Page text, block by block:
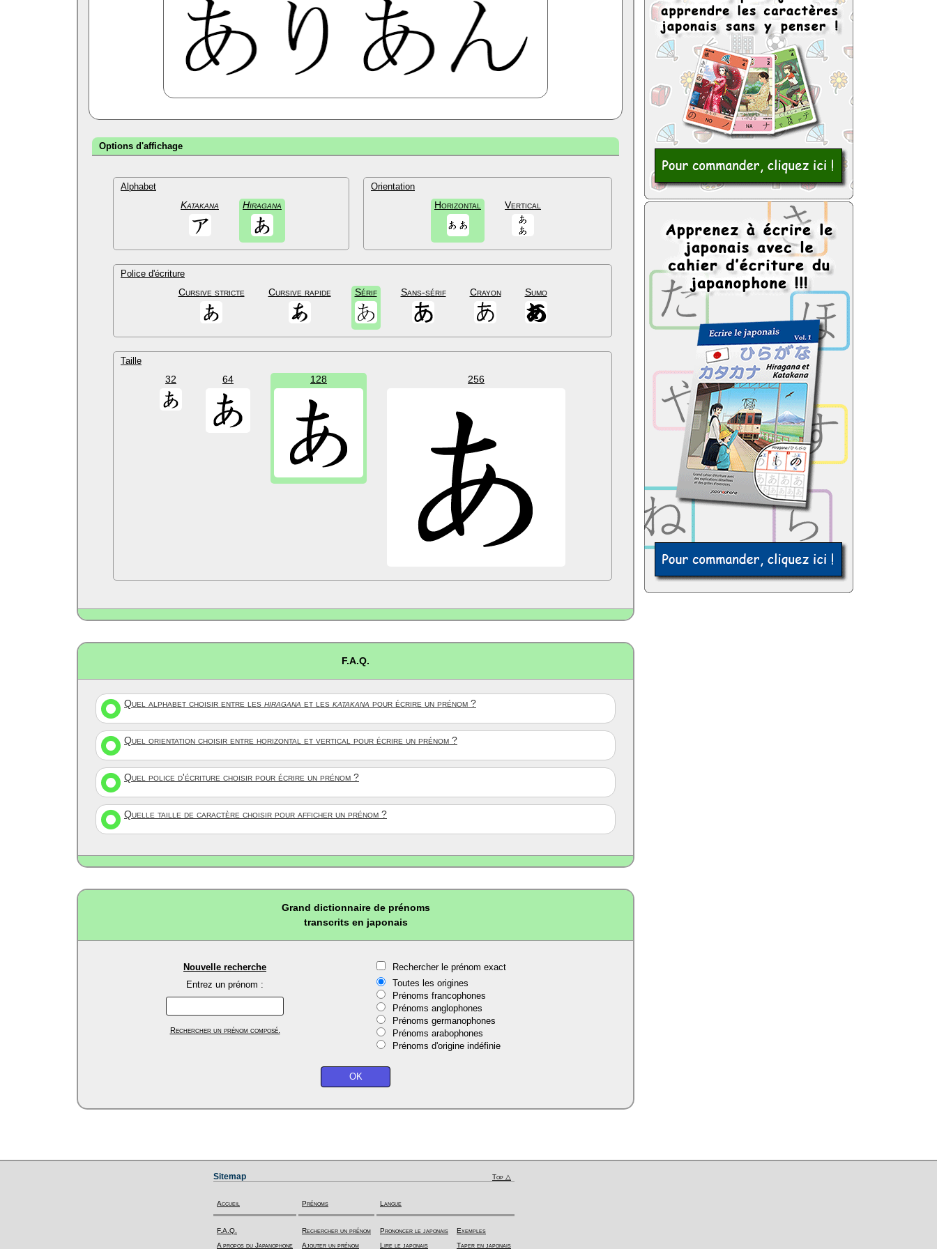
Options d'affichage
Alphabet
Katakana Hiragana
Orientation
Horizontal Vertical
Police d'écriture
Cursive stricte Cursive rapide Sérif Sans-sérif Crayon Sumo
Taille
32 64 128 256
F.A.Q.
Quel alphabet choisir entre les hiragana et les katakana pour écrire un prénom ?
Quel orientation choisir entre horizontal et vertical pour écrire un prénom ?
Quel police d'écriture choisir pour écrire un prénom ?
Quelle taille de caractère choisir pour afficher un prénom ?
Grand dictionnaire de prénoms
transcrits en japonais
Nouvelle recherche
Entrez un prénom :
Rechercher un prénom composé.
Rechercher le prénom exact
Toutes les origines
Prénoms francophones
Prénoms anglophones
Prénoms germanophones
Prénoms arabophones
Prénoms d'origine indéfinie
Sitemap Top △
Accueil
F.A.Q.
A propos du Japanophone
Prénoms
Rechercher un prénom
Ajouter un prénom
Langue
Prononcer le japonais
Lire le japonais
Exemples
Taper en japonais